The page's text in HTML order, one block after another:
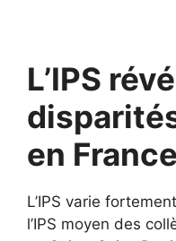
L’IPS
en France
L’IPS varie
l’IPS moyen des